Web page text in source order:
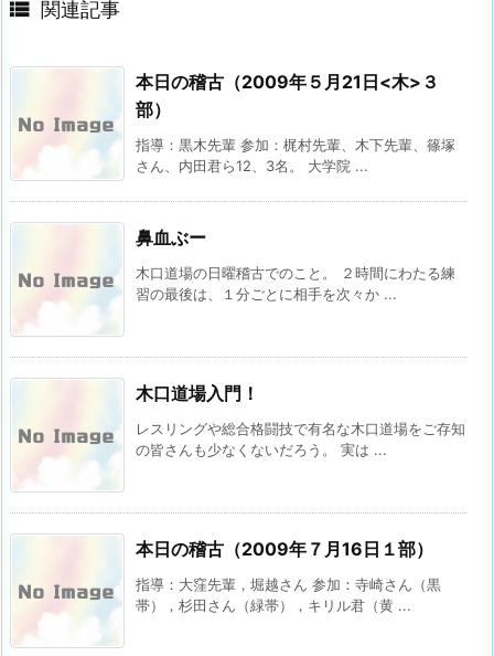
 関連記事
本日の稽古（2009年５月21日<木>３
部）
指導：黒木先輩 参加：梶村先輩、木下先輩、篠塚
さん、内田君ら12、3名。 大学院 ...
鼻血ぶー
木口道場の日曜稽古でのこと。 ２時間にわたる練
習の最後は、１分ごとに相手を次々か ...
木口道場入門！
レスリングや総合格闘技で有名な木口道場をご存知
の皆さんも少なくないだろう。 実は ...
本日の稽古（2009年７月16日１部）
指導：大窪先輩，堀越さん 参加：寺崎さん（黒
帯），杉田さん（緑帯），キリル君（黄 ...